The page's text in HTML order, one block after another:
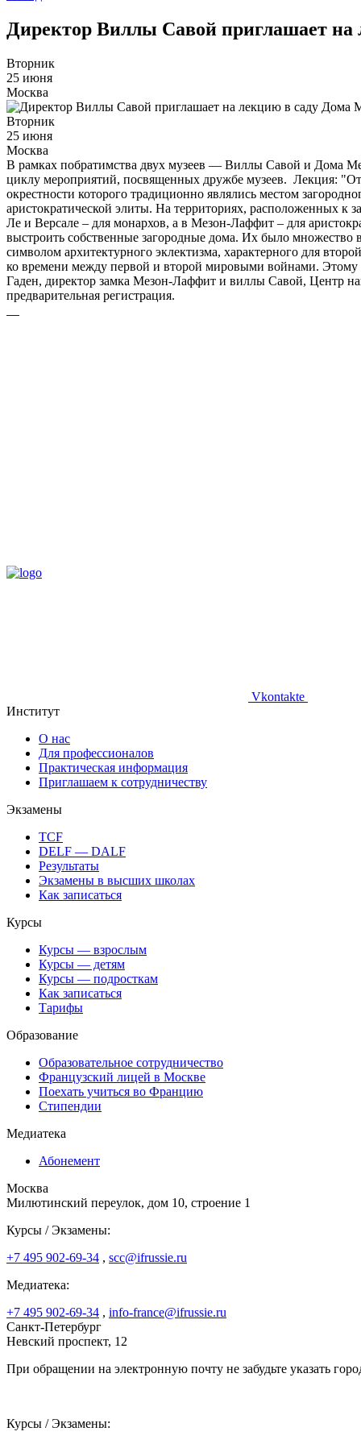
Директор Виллы Савой приглашает
Вторник
25 июня
Москва
Вторник
25 июня
Москва
В рамках побратимства двух музеев — Виллы Савой и Дома
циклу мероприятий, посвященных дружбе музеев. Лекция:
окрестности которого традиционно являлись местом
аристократической элиты. На территориях, расположенных к
Ле и Версале – для монархов, а в Мезон-Лаффит – для
выстроить собственные загородные дома. Их было множество
символом архитектурного эклектизма, характерного для
ко времени между первой и второй мировыми войнами.
Гаден, директор замка Мезон-Лаффит и виллы Савой, Центр
предварительная регистрация.
Vkontakte
Институт
О нас
Для профессионалов
Практическая информация
Приглашаем к сотрудничеству
Экзамены
TCF
DELF — DALF
Результаты
Экзамены в высших школах
Как записаться
Курсы
Курсы — взрослым
Курсы — детям
Курсы — подросткам
Как записаться
Тарифы
Образование
Образовательное сотрудничество
Французский лицей в Москве
Поехать учиться во Францию
Стипендии
Медиатека
Абонемент
Москва
Милютинский переулок, дом 10, строение 1
Курсы / Экзамены:
+7 495 902-69-34 , scc@ifrussie.ru
Медиатека:
+7 495 902-69-34 , info-france@ifrussie.ru
Санкт-Петербург
Невский проспект, 12
При обращении на электронную почту не забудьте указать
Курсы / Экзамены: